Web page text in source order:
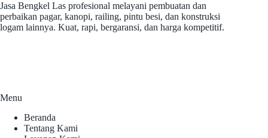
Jasa Bengkel Las profesional melayani pembuatan dan
perbaikan pagar, kanopi, railing, pintu besi, dan konstruksi
logam lainnya. Kuat, rapi, bergaransi, dan harga kompetitif.
Menu
Beranda
Tentang Kami